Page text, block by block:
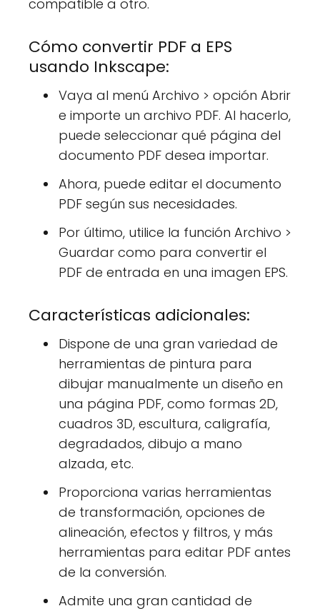
compatible a otro.
Cómo convertir PDF a EPS
usando Inkscape:
Vaya al menú Archivo > opción Abrir
e importe un archivo PDF. Al hacerlo,
puede seleccionar qué página del
documento PDF desea importar.
Ahora, puede editar el documento
PDF según sus necesidades.
Por último, utilice la función Archivo >
Guardar como para convertir el
PDF de entrada en una imagen EPS.
Características adicionales:
Dispone de una gran variedad de
herramientas de pintura para
dibujar manualmente un diseño en
una página PDF, como formas 2D,
cuadros 3D, escultura, caligrafía,
degradados, dibujo a mano
alzada, etc.
Proporciona varias herramientas
de transformación, opciones de
alineación, efectos y filtros, y más
herramientas para editar PDF antes
de la conversión.
Admite una gran cantidad de